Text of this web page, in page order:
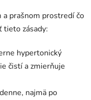
a prašnom prostredí čo
tieto zásady:
hypertonický
čistí a zmierňuje
najmä po